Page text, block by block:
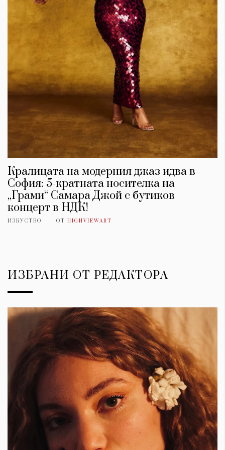
Кралицата на модерния джаз идва в
София: 5-кратната носителка на
„Грами“ Самара Джой с бутиков
концерт в НДК!
ИЗКУСТВО ОТ HIGHVIEWART
ИЗБРАНИ ОТ РЕДАКТОРА
КАТЕГОРИИ ЗА НАС